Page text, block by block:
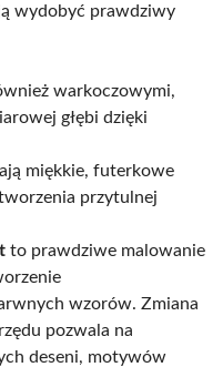
wydobyć prawdziwy
warkoczowymi,
głębi dzięki
miękkie, futerkowe
przytulnej
to prawdziwe malowanie
wzorów. Zmiana
pozwala na
deseni, motywów